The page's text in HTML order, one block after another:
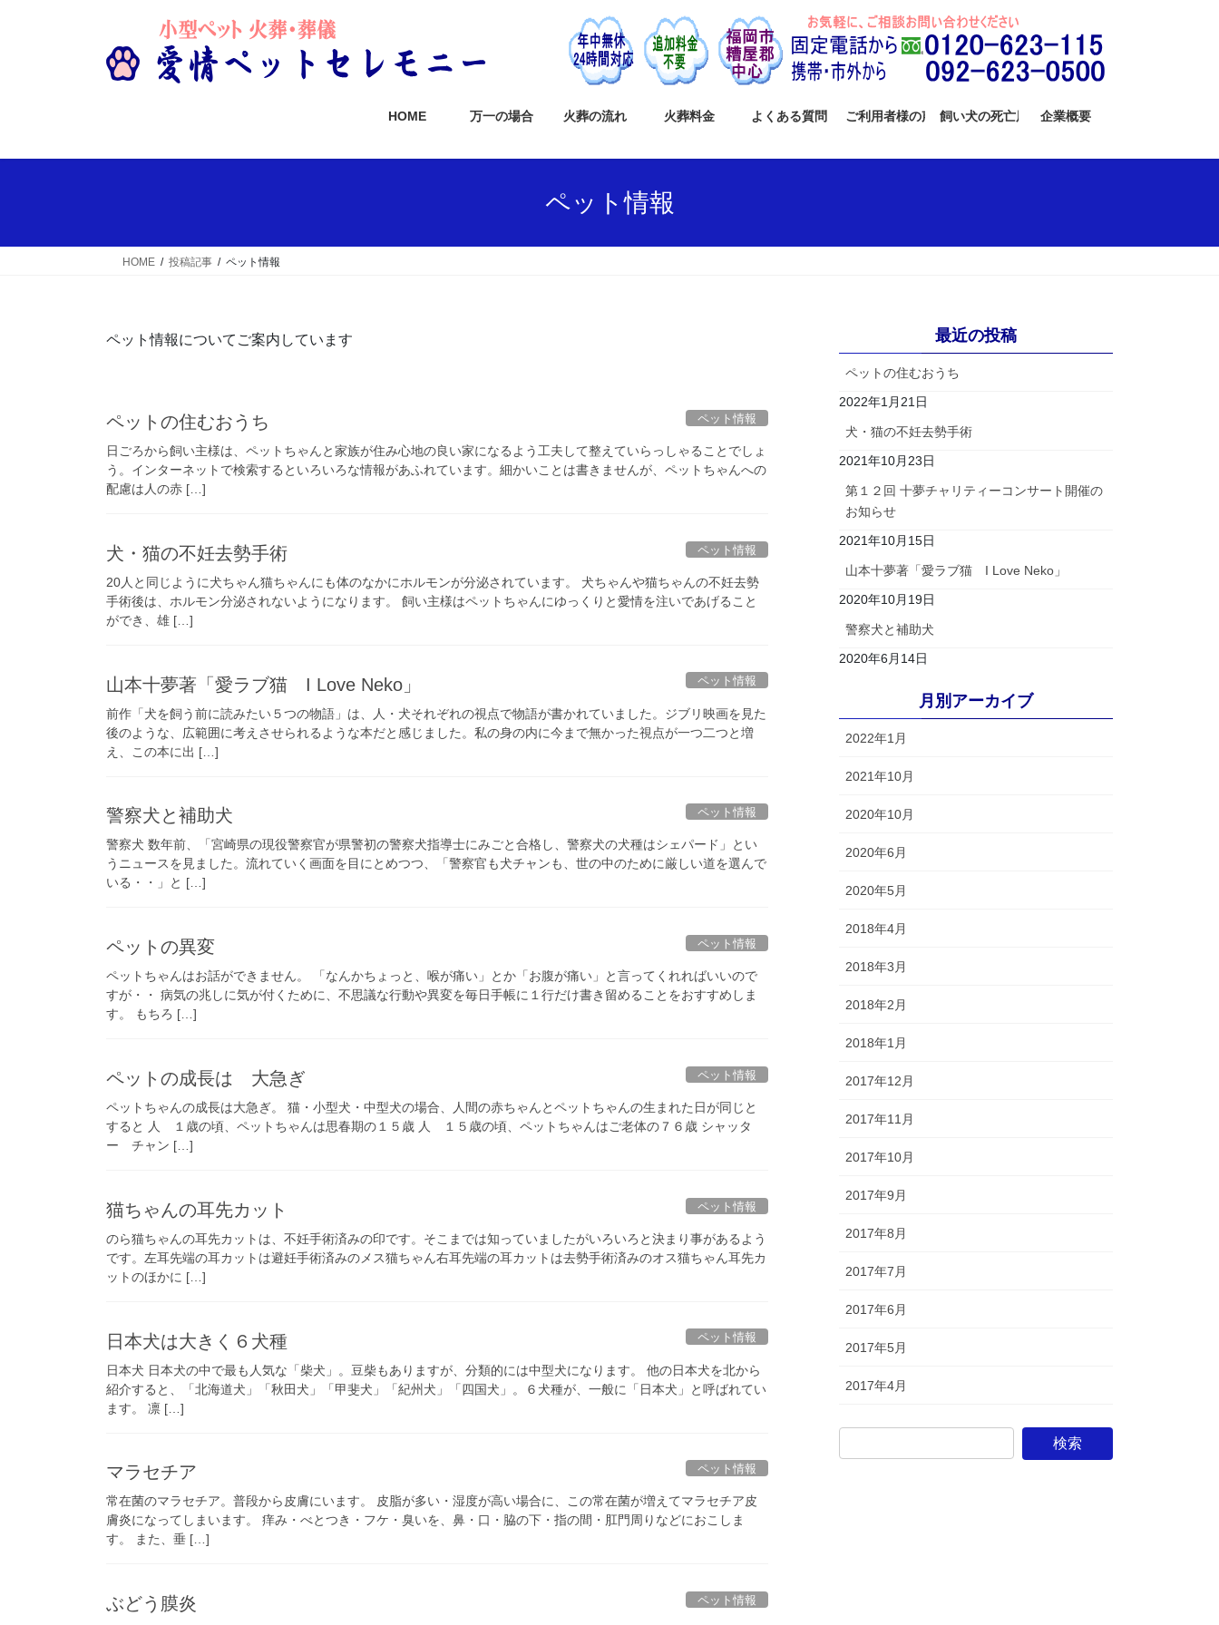
キ
に
HOME 万一の場合 火葬の流れ 火葬料金 よくある質問 ご利用者様の声 飼い犬の死亡届 企業概要
ペット情報
HOME 投稿記事 ペット情報
ペット情報についてご案内しています
ペット情報
ペットの住むおうち
日ごろから飼い主様は、ペットちゃんと家族が住み心地の良い家になるよう工夫して整えていらっしゃることでしょ
う。インターネットで検索するといろいろな情報があふれています。細かいことは書きませんが、ペットちゃんへの
配慮は人の赤 […]
ペット情報
犬・猫の不妊去勢手術
20人と同じように犬ちゃん猫ちゃんにも体のなかにホルモンが分泌されています。 犬ちゃんや猫ちゃんの不妊去勢
手術後は、ホルモン分泌されないようになります。 飼い主様はペットちゃんにゆっくりと愛情を注いであげること
ができ、雄 […]
ペット情報
山本十夢著「愛ラブ猫 I Love Neko」
前作「犬を飼う前に読みたい５つの物語」は、人・犬それぞれの視点で物語が書かれていました。ジブリ映画を見た
後のような、広範囲に考えさせられるような本だと感じました。私の身の内に今まで無かった視点が一つ二つと増
え、この本に出 […]
ペット情報
警察犬と補助犬
警察犬 数年前、「宮崎県の現役警察官が県警初の警察犬指導士にみごと合格し、警察犬の犬種はシェパード」とい
うニュースを見ました。流れていく画面を目にとめつつ、「警察官も犬チャンも、世の中のために厳しい道を選んで
いる・・」と […]
ペット情報
ペットの異変
ペットちゃんはお話ができません。 「なんかちょっと、喉が痛い」とか「お腹が痛い」と言ってくれればいいので
すが・・ 病気の兆しに気が付くために、不思議な行動や異変を毎日手帳に１行だけ書き留めることをおすすめしま
す。 もちろ […]
ペット情報
ペットの成長は 大急ぎ
ペットちゃんの成長は大急ぎ。 猫・小型犬・中型犬の場合、人間の赤ちゃんとペットちゃんの生まれた日が同じと
すると 人 １歳の頃、ペットちゃんは思春期の１５歳 人 １５歳の頃、ペットちゃんはご老体の７６歳 シャッタ
ー チャン […]
ペット情報
猫ちゃんの耳先カット
のら猫ちゃんの耳先カットは、不妊手術済みの印です。そこまでは知っていましたがいろいろと決まり事があるよう
です。左耳先端の耳カットは避妊手術済みのメス猫ちゃん右耳先端の耳カットは去勢手術済みのオス猫ちゃん耳先カ
ットのほかに […]
ペット情報
日本犬は大きく６犬種
日本犬 日本犬の中で最も人気な「柴犬」。豆柴もありますが、分類的には中型犬になります。 他の日本犬を北から
紹介すると、「北海道犬」「秋田犬」「甲斐犬」「紀州犬」「四国犬」。６犬種が、一般に「日本犬」と呼ばれてい
ます。 凛 […]
ペット情報
マラセチア
常在菌のマラセチア。普段から皮膚にいます。 皮脂が多い・湿度が高い場合に、この常在菌が増えてマラセチア皮
膚炎になってしまいます。 痒み・べとつき・フケ・臭いを、鼻・口・脇の下・指の間・肛門周りなどにおこしま
す。 また、垂 […]
ペット情報
ぶどう膜炎
最近の投稿
ペットの住むおうち
2022年1月21日
犬・猫の不妊去勢手術
2021年10月23日
第１２回 十夢チャリティーコンサート開催の
お知らせ
2021年10月15日
山本十夢著「愛ラブ猫 I Love Neko」
2020年10月19日
警察犬と補助犬
2020年6月14日
月別アーカイブ
2022年1月
2021年10月
2020年10月
2020年6月
2020年5月
2018年4月
2018年3月
2018年2月
2018年1月
2017年12月
2017年11月
2017年10月
2017年9月
2017年8月
2017年7月
2017年6月
2017年5月
2017年4月